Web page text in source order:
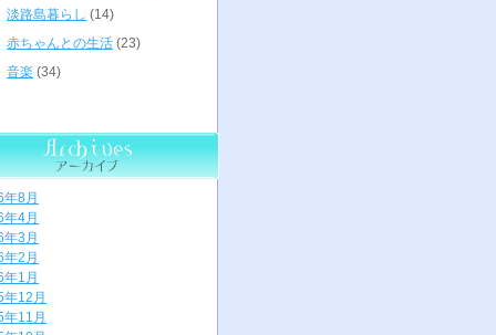
淡路島暮らし (14)
赤ちゃんとの生活 (23)
音楽 (34)
年8月
年4月
年3月
年2月
年1月
年12月
年11月